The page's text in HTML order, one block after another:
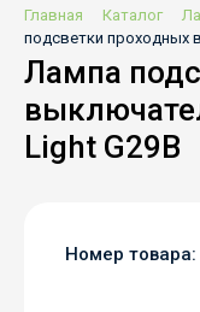
Главная Каталог
подсветки проходных
Лампа
Light G29B
Номер товара: